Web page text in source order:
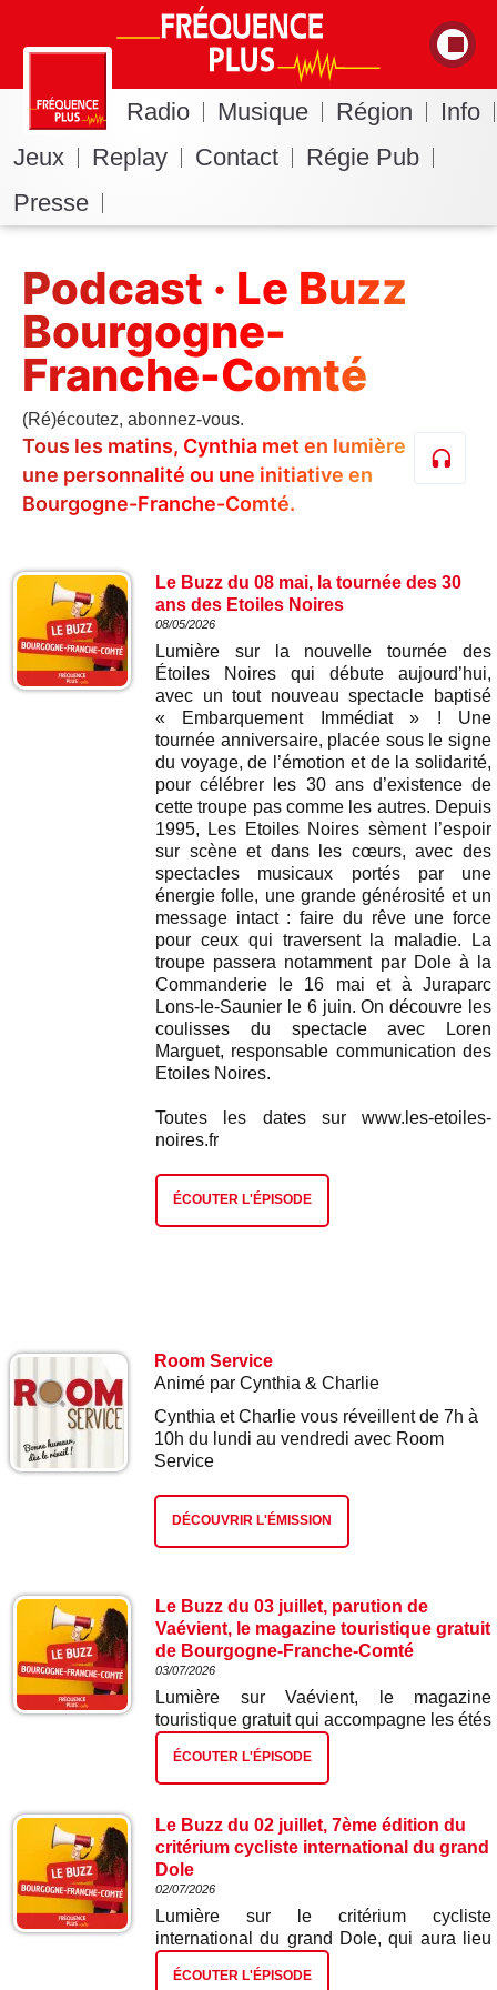
Radio Musique Région
Info
Jeux
Replay Contact
Régie Pub
Presse
Podcast · Le Buzz
Bourgogne-
Franche-Comté
(Ré)écoutez, abonnez-vous.
Tous les matins, Cynthia met en lumière
une personnalité ou une initiative en
Bourgogne-Franche-Comté.
Le Buzz du 08 mai, la tournée des 30
ans des Etoiles Noires
08/05/2026
Lumière sur la nouvelle tournée des
Étoiles Noires qui débute aujourd’hui,
avec un tout nouveau spectacle baptisé
« Embarquement Immédiat » ! Une
tournée anniversaire, placée sous le signe
du voyage, de l’émotion et de la solidarité,
pour célébrer les 30 ans d’existence de
cette troupe pas comme les autres. Depuis
1995, Les Etoiles Noires sèment l’espoir
sur scène et dans les cœurs, avec des
spectacles musicaux portés par une
énergie folle, une grande générosité et un
message intact : faire du rêve une force
pour ceux qui traversent la maladie. La
troupe passera notamment par Dole à la
Commanderie le 16 mai et à Juraparc
Lons-le-Saunier le 6 juin. On découvre les
coulisses du spectacle avec Loren
Marguet, responsable communication des
Etoiles Noires.
Toutes les dates sur www.les-etoiles-
noires.fr
ÉCOUTER L'ÉPISODE
Room Service
Animé par Cynthia & Charlie
Cynthia et Charlie vous réveillent de 7h à
10h du lundi au vendredi avec Room
Service
DÉCOUVRIR L'ÉMISSION
Le Buzz du 03 juillet, parution de
Vaévient, le magazine touristique gratuit
de Bourgogne-Franche-Comté
03/07/2026
Lumière sur Vaévient, le magazine
touristique gratuit qui accompagne les étés
en Bourgogne - Franche-Comté depuis
maintenant onze ans. Tiré à plus de 90
000 exemplaires et disponible dans les
entraîne à la découverte de sites
remarquables, de villages de caractère, de
trésors patrimoniaux et de pépites parfois
méconnues qui font la richesse de notre
territoire. Une invitation à prendre le temps
de flâner, d’assouvir sa curiosité et de
s’évader tout près de chez nous.
Découvrons cette édition 2026 avec
ÉCOUTER L'ÉPISODE
Le Buzz du 02 juillet, 7ème édition du
critérium cycliste international du grand
Dole
02/07/2026
Lumière sur le critérium cycliste
international du grand Dole, qui aura lieu
samedi 1er août. Bien plus qu’une course
cycliste professionnelle d’après Tour de
ÉCOUTER L'ÉPISODE